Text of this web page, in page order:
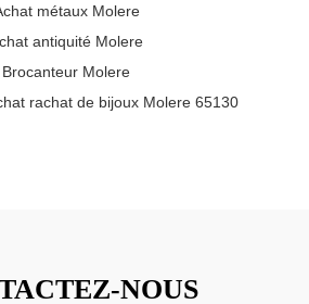
métaux Molere
antiquité Molere
Brocanteur Molere
rachat de bijoux Molere 65130
NOUS